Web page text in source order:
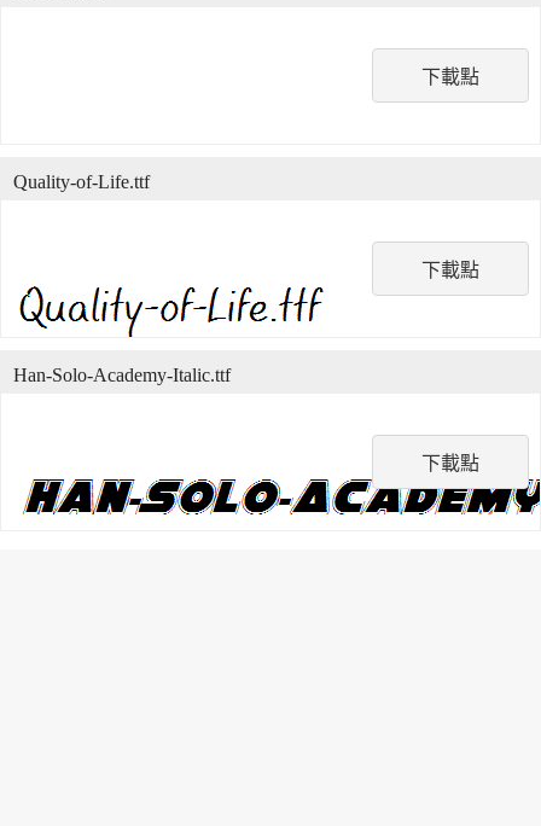
下載點
下載點
Quality-of-Life.ttf
下載點
Han-Solo-Academy-Italic.ttf